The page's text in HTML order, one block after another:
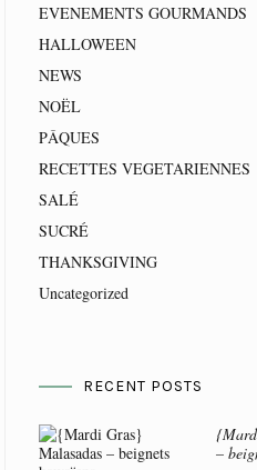
EVENEMENTS GOURMANDS
HALLOWEEN
NEWS
NOËL
PÂQUES
RECETTES VEGETARIENNES
SALÉ
SUCRÉ
THANKSGIVING
Uncategorized
RECENT POSTS
–